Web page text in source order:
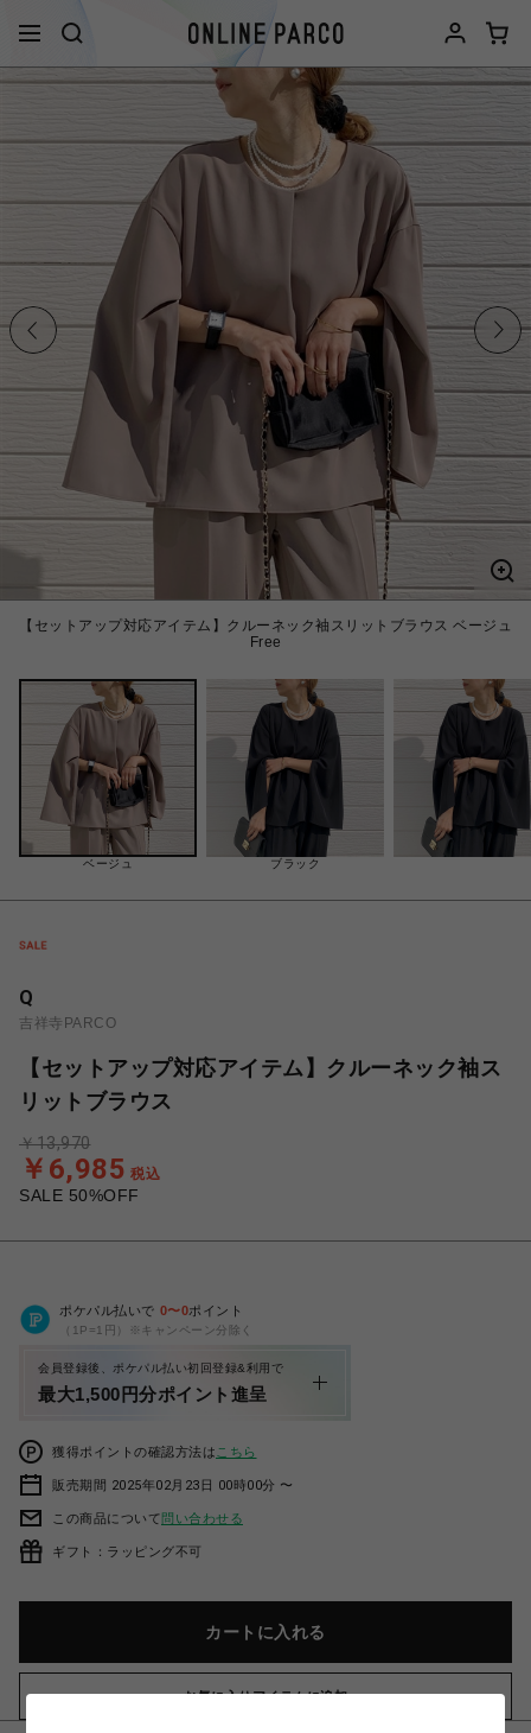
【セットアップ対応アイテム】クルーネック袖スリットブラウス ベージュ
Free
ベージュ ブラック
Q
吉祥寺PARCO
【セットアップ対応アイテム】クルーネック袖ス
リットブラウス
SALE 50%OFF
￥6,985 税込
￥13,970
ポケパル払いで 0〜0ポイント
（1P=1円）※キャンペーン分除く
会員登録後、ポケパル払い初回登録&利用で
最大1,500円分ポイント進呈
獲得ポイントの確認方法は こちら
販売期間 2025年02月23日 00時00分 〜
この商品について問い合わせる
ギフト：ラッピング不可
カートに入れる
お気に入りアイテムに追加